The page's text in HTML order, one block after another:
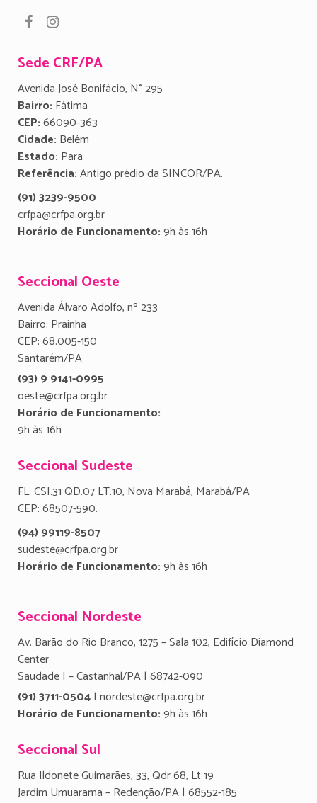
Sede CRF/PA
Avenida José Bonifácio, N° 295
Bairro: Fátima
CEP:66090-363
Cidade: Belém
Estado: Para
Referência:Antigo prédio da SINCOR/PA.
(91) 3239-9500
crfpa@crfpa.org.br
Horário de Funcionamento:9h às 16h
Seccional Oeste
Avenida Álvaro Adolfo, nº 233
Bairro: Prainha
CEP: 68.005-150
Santarém/PA
(93) 9 9141-0995
oeste@crfpa.org.br
Horário de Funcionamento:
9h às 16h
Seccional Sudeste
FL: CSI.31 QD.07 LT.10, Nova Marabá, Marabá/PA
CEP: 68507-590.
(94) 99119-8507
sudeste@crfpa.org.br
Horário de Funcionamento:9h às 16h
Seccional Nordeste
Av. Barão do Rio Branco, 1275 – Sala 102, Edifício Diamond
Center
Saudade I – Castanhal/PA | 68742-090
(91) 3711-0504| nordeste@crfpa.org.br
Horário de Funcionamento:9h às 16h
Seccional Sul
Rua Ildonete Guimarães, 33, Qdr 68, Lt 19
Jardim Umuarama – Redenção/PA | 68552-185